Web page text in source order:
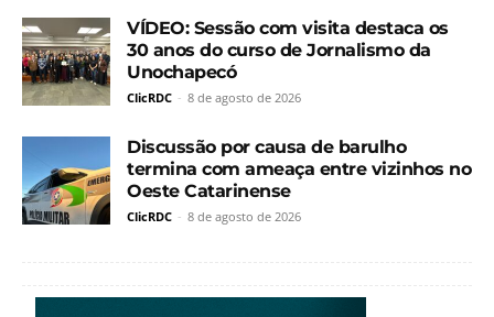
VÍDEO: Sessão com visita destaca os
30 anos do curso de Jornalismo da
Unochapecó
ClicRDC - 8 de agosto de 2026
Discussão por causa de barulho
termina com ameaça entre vizinhos no
Oeste Catarinense
ClicRDC - 8 de agosto de 2026